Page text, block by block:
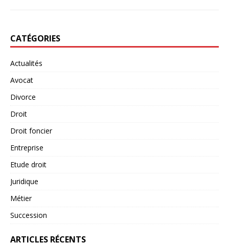
CATÉGORIES
Actualités
Avocat
Divorce
Droit
Droit foncier
Entreprise
Etude droit
Juridique
Métier
Succession
ARTICLES RÉCENTS